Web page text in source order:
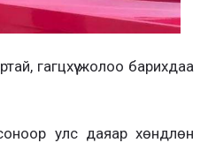
гагцхүү жолоо барихдаа
улс даяар хөндлөн